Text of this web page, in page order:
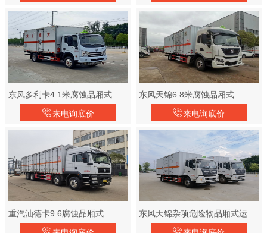
东风多利卡4.1米腐蚀品厢式
来电询底价
东风天锦6.8米腐蚀品厢式
来电询底价
重汽汕德卡9.6腐蚀品厢式